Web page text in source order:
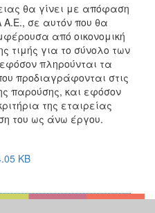
θα γίνει με απόφαση
Α.Ε., σε αυτόν που θα
από οικονομική
τιμής για το σύνολο των
πληρούνται τα
προδιαγράφονται στις
παρούσης, και εφόσον
της εταιρείας
του ως άνω έργου.
KB